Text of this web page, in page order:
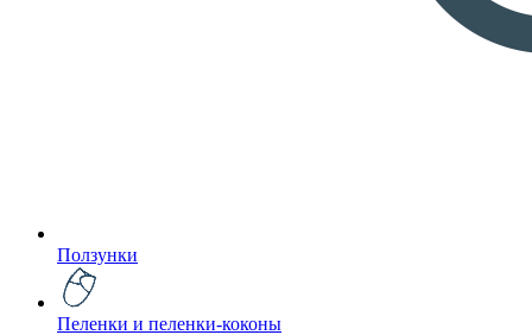
Ползунки
Пеленки и пеленки-коконы